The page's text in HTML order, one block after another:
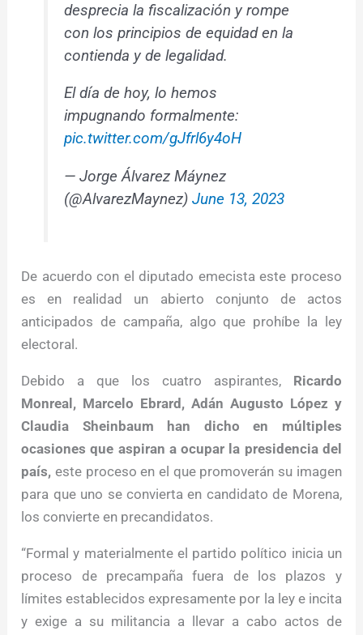
desprecia la fiscalización y rompe
con los principios de equidad en la
contienda y de legalidad.
El día de hoy, lo hemos
impugnando formalmente:
pic.twitter.com/gJfrl6y4oH
— Jorge Álvarez Máynez
(@AlvarezMaynez)June 13, 2023
De acuerdo con el diputado emecista este proceso
es en realidad un abierto conjunto de actos
anticipados de campaña, algo que prohíbe la ley
electoral.
Debido a que los cuatro aspirantes, Ricardo
Monreal, Marcelo Ebrard, Adán Augusto López y
Claudia Sheinbaum han dicho en múltiples
ocasiones que aspiran a ocupar la presidencia del
país, este proceso en el que promoverán su imagen
para que uno se convierta en candidato de Morena,
los convierte en precandidatos.
“Formal y materialmente el partido político inicia un
proceso de precampaña fuera de los plazos y
límites establecidos expresamente por la ley e incita
y exige a su militancia a llevar a cabo actos de